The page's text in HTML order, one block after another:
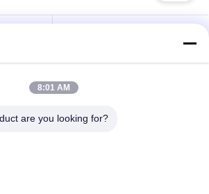
αποθήκευσης
Μπαταρία NMC
8:01 AM
are you looking for?